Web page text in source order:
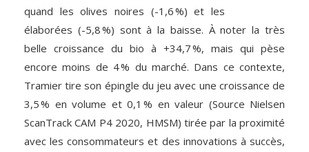
quand les olives noires (-1,6 %) et les
élaborées (-5,8 %) sont à la baisse. À noter la très
belle croissance du bio à +34,7 %, mais qui pèse
encore moins de 4 % du marché. Dans ce contexte,
Tramier tire son épingle du jeu avec une croissance de
3,5 % en volume et 0,1 % en valeur (Source Nielsen
ScanTrack CAM P4 2020, HMSM) tirée par la proximité
avec les consommateurs et des innovations à succès,